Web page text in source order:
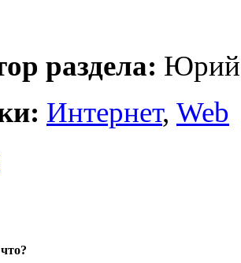
раздела: Юрий
Интернет, Web